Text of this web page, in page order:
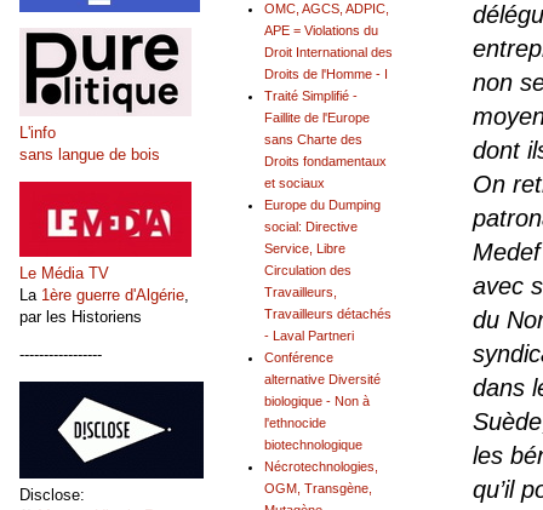
non
dont
On
Medef
avec
du
dans
les
qu’il
OMC, AGCS, ADPIC,
APE = Violations du
Droit International des
Droits de l'Homme - I
Traité Simplifié -
Faillite de l'Europe
sans Charte des
Droits fondamentaux
et sociaux
Europe du Dumping
social: Directive
Service, Libre
Circulation des
Travailleurs,
Travailleurs détachés
- Laval Partneri
Conférence
alternative Diversité
biologique - Non à
l'ethnocide
biotechnologique
Nécrotechnologies,
OGM, Transgène,
L'info
sans langue de bois
Le Média TV
La 1ère guerre d'Algérie
par les Historiens
-----------------
Disclose: